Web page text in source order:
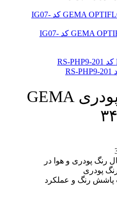
انژکتور رنگ پودری GEMA OPTIFLOW کد IG07-
انژکتور رنگ پودری GEMA
رنگ پودری و هوا در
پودری
پاشش رنگ و عملکرد